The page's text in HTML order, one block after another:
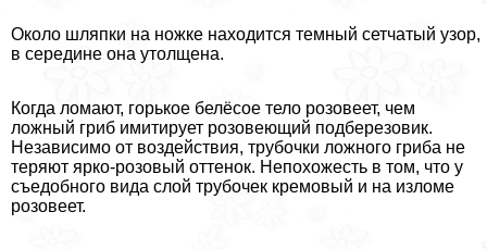
Около шляпки на ножке находится темный сетчатый узор,
в середине она утолщена.
Когда ломают, горькое белёсое тело розовеет, чем
ложный гриб имитирует розовеющий подберезовик.
Независимо от воздействия, трубочки ложного гриба не
теряют ярко-розовый оттенок. Непохожесть в том, что у
съедобного вида слой трубочек кремовый и на изломе
розовеет.